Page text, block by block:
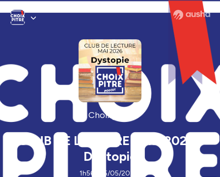
Choixpitre
CLUB DE LECTURE - Mai 2026 -
Dystopie
1h56 | 05/05/2026